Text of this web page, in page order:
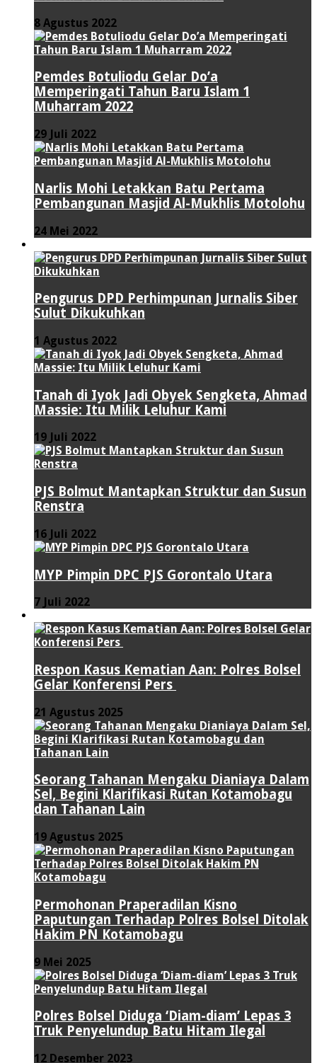
8 Agustus 2022
Pemdes Botuliodu Gelar Do’a
Memperingati Tahun Baru Islam 1
Muharram 2022
29 Juli 2022
Narlis Mohi Letakkan Batu Pertama
Pembangunan Masjid Al-Mukhlis Motolohu
24 Mei 2022
Pengurus DPD Perhimpunan Jurnalis Siber
Sulut Dikukuhkan
1 Agustus 2022
Tanah di Iyok Jadi Obyek Sengketa, Ahmad
Massie: Itu Milik Leluhur Kami
19 Juli 2022
PJS Bolmut Mantapkan Struktur dan Susun
Renstra
16 Juli 2022
MYP Pimpin DPC PJS Gorontalo Utara
7 Juli 2022
Respon Kasus Kematian Aan: Polres Bolsel
Gelar Konferensi Pers
21 Agustus 2025
Seorang Tahanan Mengaku Dianiaya Dalam
Sel, Begini Klarifikasi Rutan Kotamobagu
dan Tahanan Lain
19 Agustus 2025
Permohonan Praperadilan Kisno
Paputungan Terhadap Polres Bolsel Ditolak
Hakim PN Kotamobagu
9 Mei 2025
Polres Bolsel Diduga ‘Diam-diam’ Lepas 3
Truk Penyelundup Batu Hitam Ilegal
12 Desember 2023